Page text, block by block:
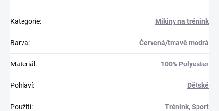
Kategorie: Mikiny na trénink
Barva: Červená/tmavě modrá
Materiál : 100% Polyester
Pohlaví: Dětské
Použití: Trénink,Sport